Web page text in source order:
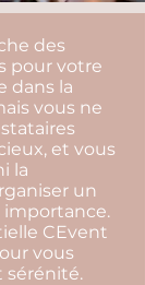
des
pour votre
dans la
vous ne
et vous
la
un
CEvent
vous
sérénité.